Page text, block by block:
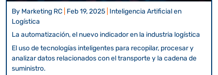
By Marketing RC Feb 19, 2025 Inteligencia Artificial en
Logística
La automatización, el nuevo indicador en la industria logística
El uso de tecnologías inteligentes para recopilar, procesar y
analizar datos relacionados con el transporte y la cadena de
suministro.